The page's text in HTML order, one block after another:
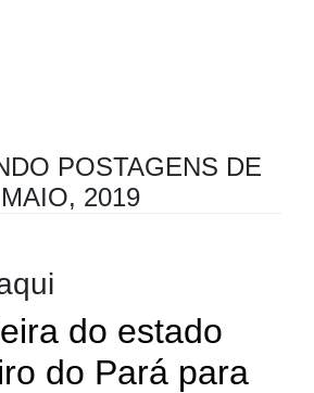
POSTAGENS DE
MAIO, 2019
do estado
do Pará para